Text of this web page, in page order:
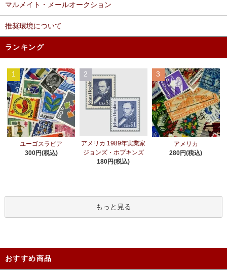
マルメイト・メールオークション
推奨環境について
ランキング
1
ユーゴスラビア
300円(税込)
2
アメリカ 1989年実業家
ジョンズ・ホプキンズ
180円(税込)
3
アメリカ
280円(税込)
もっと見る
おすすめ商品